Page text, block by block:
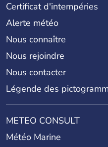
Certificat d'intempéries
Alerte météo
Nous connaître
Nous rejoindre
Nous contacter
Légende des
METEO CONSULT
Météo Marine